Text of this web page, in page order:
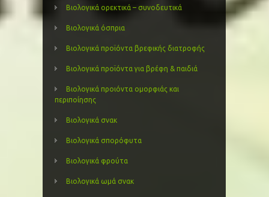
Βιολογικά ορεκτικά – συνοδευτικά
Βιολογικά όσπρια
Βιολογικά προϊόντα βρεφικής διατροφής
Βιολογικά προϊόντα για βρέφη & παιδιά
Βιολογικά προιόντα ομορφιάς και
περιποίησης
Βιολογικά σνακ
Βιολογικά σπορόφυτα
Βιολογικά φρούτα
Βιολογικά ωμά σνακ